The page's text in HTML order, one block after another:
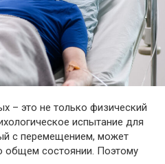
– это не только физический
испытание для
с перемещением, может
общем состоянии. Поэтому